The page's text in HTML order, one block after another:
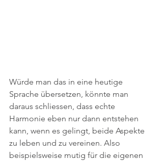
Würde man das in eine heutige
Sprache übersetzen, könnte man
daraus schliessen, dass echte
Harmonie eben nur dann entstehen
kann, wenn es gelingt, beide Aspekte
zu leben und zu vereinen. Also
beispielsweise mutig für die eigenen